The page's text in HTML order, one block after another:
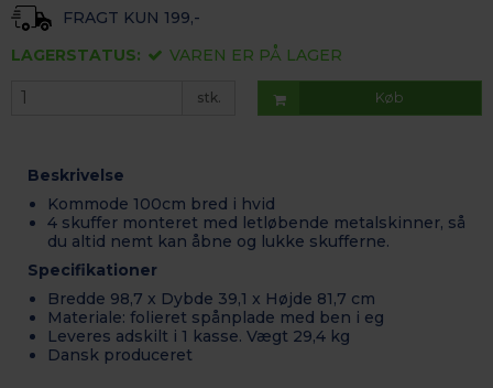
FRAGT KUN 199,-
LAGERSTATUS:
VAREN ER PÅ LAGER
stk. Køb
Beskrivelse
Kommode 100cm bred i hvid
4 skuffermonteret med letløbende metalskinner, så
du altid nemt kan åbne og lukke skufferne.
Specifikationer
Bredde 98,7 x Dybde 39,1 x Højde 81,7 cm
Materiale: folieret spånplade med ben i eg
Leveres adskilt i 1 kasse. Vægt 29,4 kg
Dansk produceret